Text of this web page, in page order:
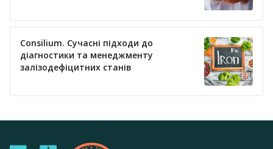
Consilium. Сучасні підходи до
діагностики та менеджменту
залізодефіцитних станів